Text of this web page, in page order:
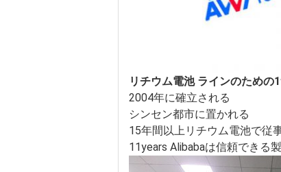
リチウム電池 ラインのための
2004年に確立される
シンセン都市に置かれる
15年間以上リチウム電池で従
11years Alibabaは信頼できる